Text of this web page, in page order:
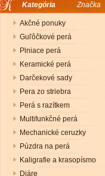
Kategória Značka
Akčné ponuky
Guľôčkové perá
Plniace perá
Keramické perá
Darčekové sady
Pera zo striebra
Perá s razítkem
Multifunkčné perá
Mechanické ceruzky
Púzdra na perá
Kaligrafie a krasopísmo
Diáre